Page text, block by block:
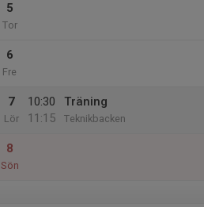
5
Tor
6
Fre
7
Lör
10:30
11:15
Träning
Teknikbacken
8
Sön